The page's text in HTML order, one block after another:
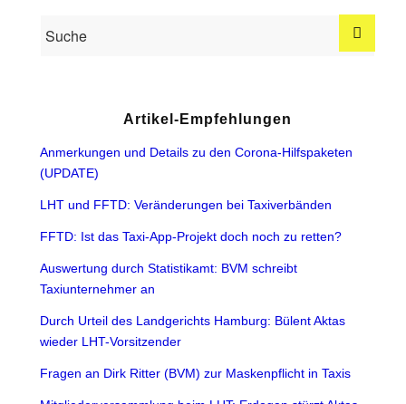
Artikel-Empfehlungen
Anmerkungen und Details zu den Corona-Hilfspaketen
(UPDATE)
LHT und FFTD: Veränderungen bei Taxiverbänden
FFTD: Ist das Taxi-App-Projekt doch noch zu retten?
Auswertung durch Statistikamt: BVM schreibt
Taxiunternehmer an
Durch Urteil des Landgerichts Hamburg: Bülent Aktas
wieder LHT-Vorsitzender
Fragen an Dirk Ritter (BVM) zur Maskenpflicht in Taxis